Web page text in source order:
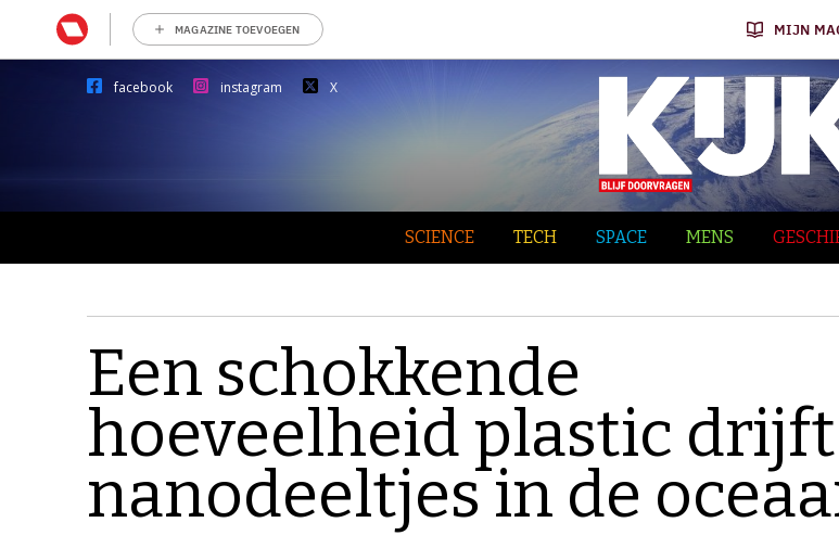
MAGAZINE TOEVOEGEN MIJN
facebook instagram X
SCIENCE TECH SPACE MENS
Een schokkende
hoeveelheid plastic
nanodeeltjes in de